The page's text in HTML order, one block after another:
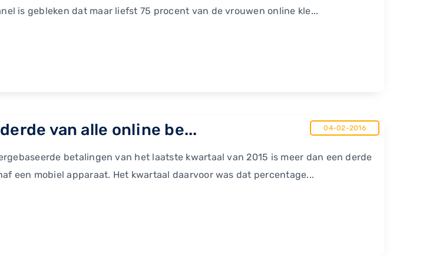
is gebleken dat maar liefst 75 procent van de vrouwen online kle...
van alle online be... 04-02-2016
betalingen van het laatste kwartaal van 2015 is meer dan een derde
een mobiel apparaat. Het kwartaal daarvoor was dat percentage...